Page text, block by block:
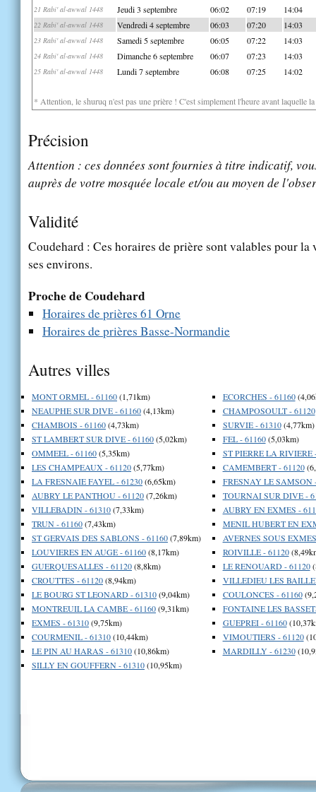
21 Rabi' al-awwal 1448 Jeudi 3 septembre 06:02 07:19 14:04
22 Rabi' al-awwal 1448 Vendredi 4 septembre 06:03 07:20 14:03
23 Rabi' al-awwal 1448 Samedi 5 septembre 06:05 07:22 14:03
24 Rabi' al-awwal 1448 Dimanche 6 septembre 06:07 07:23 14:03
25 Rabi' al-awwal 1448 Lundi 7 septembre 06:08 07:25 14:02
* Attention, le shuruq n'est pas une prière ! C'est simplement l'heure avant laquelle
Précision
Attention : ces données sont fournies à titre indicatif,
auprès de votre mosquée locale et/ou au moyen de
Validité
Coudehard : Ces horaires de prière sont valables pour
ses environs.
Proche de Coudehard
Horaires de prières 61 Orne
Horaires de prières Basse-Normandie
Autres villes
MONT ORMEL - 61160(1,71km)
NEAUPHE SUR DIVE - 61160(4,13km)
CHAMBOIS - 61160(4,73km)
ST LAMBERT SUR DIVE - 61160(5,02km)
OMMEEL - 61160(5,35km)
LES CHAMPEAUX - 61120(5,77km)
LA FRESNAIE FAYEL - 61230(6,65km)
AUBRY LE PANTHOU - 61120(7,26km)
VILLEBADIN - 61310(7,33km)
TRUN - 61160(7,43km)
ST GERVAIS DES SABLONS - 61160(7,89km)
LOUVIERES EN AUGE - 61160(8,17km)
GUERQUESALLES - 61120(8,8km)
CROUTTES - 61120(8,94km)
LE BOURG ST LEONARD - 61310(9,04km)
MONTREUIL LA CAMBE - 61160(9,31km)
EXMES - 61310(9,75km)
COURMENIL - 61310(10,44km)
LE PIN AU HARAS - 61310(10,86km)
SILLY EN GOUFFERN - 61310(10,95km)
ECORCHES - 61160
CHAMPOSOULT - 61120
SURVIE - 61310(4,77km)
FEL - 61160(5,03km)
ST PIERRE LA RIVIERE
CAMEMBERT - 61120
FRESNAY LE SAMSON
TOURNAI SUR DIVE -
AUBRY EN EXMES -
MENIL HUBERT EN
AVERNES SOUS
ROIVILLE - 61120
LE RENOUARD - 61120
VILLEDIEU LES
COULONCES - 61160
FONTAINE LES
GUEPREI - 61160
VIMOUTIERS - 61120
MARDILLY - 61230